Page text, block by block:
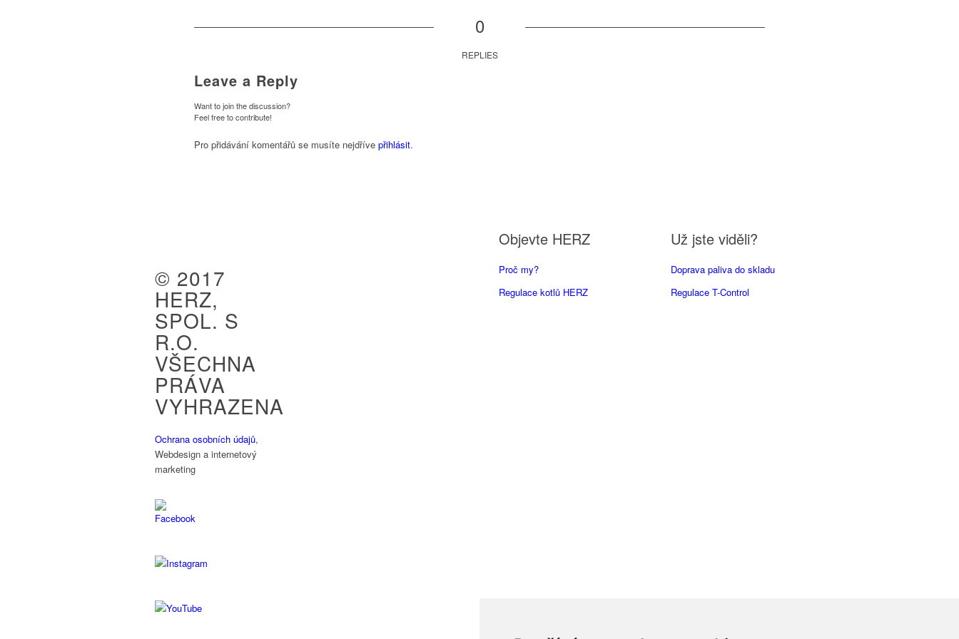
0
REPLIES
Leave a Reply
Want to join the discussion?
Feel free to contribute!
Pro přidávání komentářů se musíte nejdříve přihlásit.
© 2017
HERZ,
SPOL. S
R.O.
VŠECHNA
PRÁVA
VYHRAZENA
Ochrana osobních údajů,
Webdesign a internetový
marketing
Objevte HERZ
Proč my?
Regulace kotlů HERZ
Už jste viděli?
Doprava paliva do skladu
Regulace T-Control